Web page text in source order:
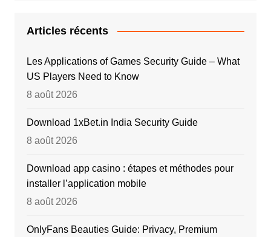
Articles récents
Les Applications of Games Security Guide – What
US Players Need to Know
8 août 2026
Download 1xBet.in India Security Guide
8 août 2026
Download app casino : étapes et méthodes pour
installer l’application mobile
8 août 2026
OnlyFans Beauties Guide: Privacy, Premium